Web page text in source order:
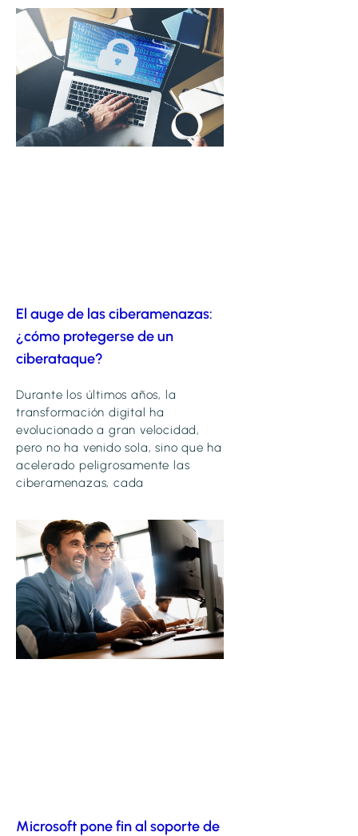
El auge de las ciberamenazas:
¿cómo protegerse de un
ciberataque?
Durante los últimos años, la
transformación digital ha
evolucionado a gran velocidad,
pero no ha venido sola, sino que ha
acelerado peligrosamente las
ciberamenazas, cada
Microsoft pone fin al soporte de